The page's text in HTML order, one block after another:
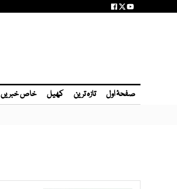
صفحۂ اول تازہ ترین کھیل خاص خبریں